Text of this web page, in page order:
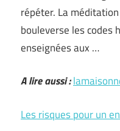
répéter. La
bouleverse les codes
enseignées aux …
A lire aussi :
Les risques pour un